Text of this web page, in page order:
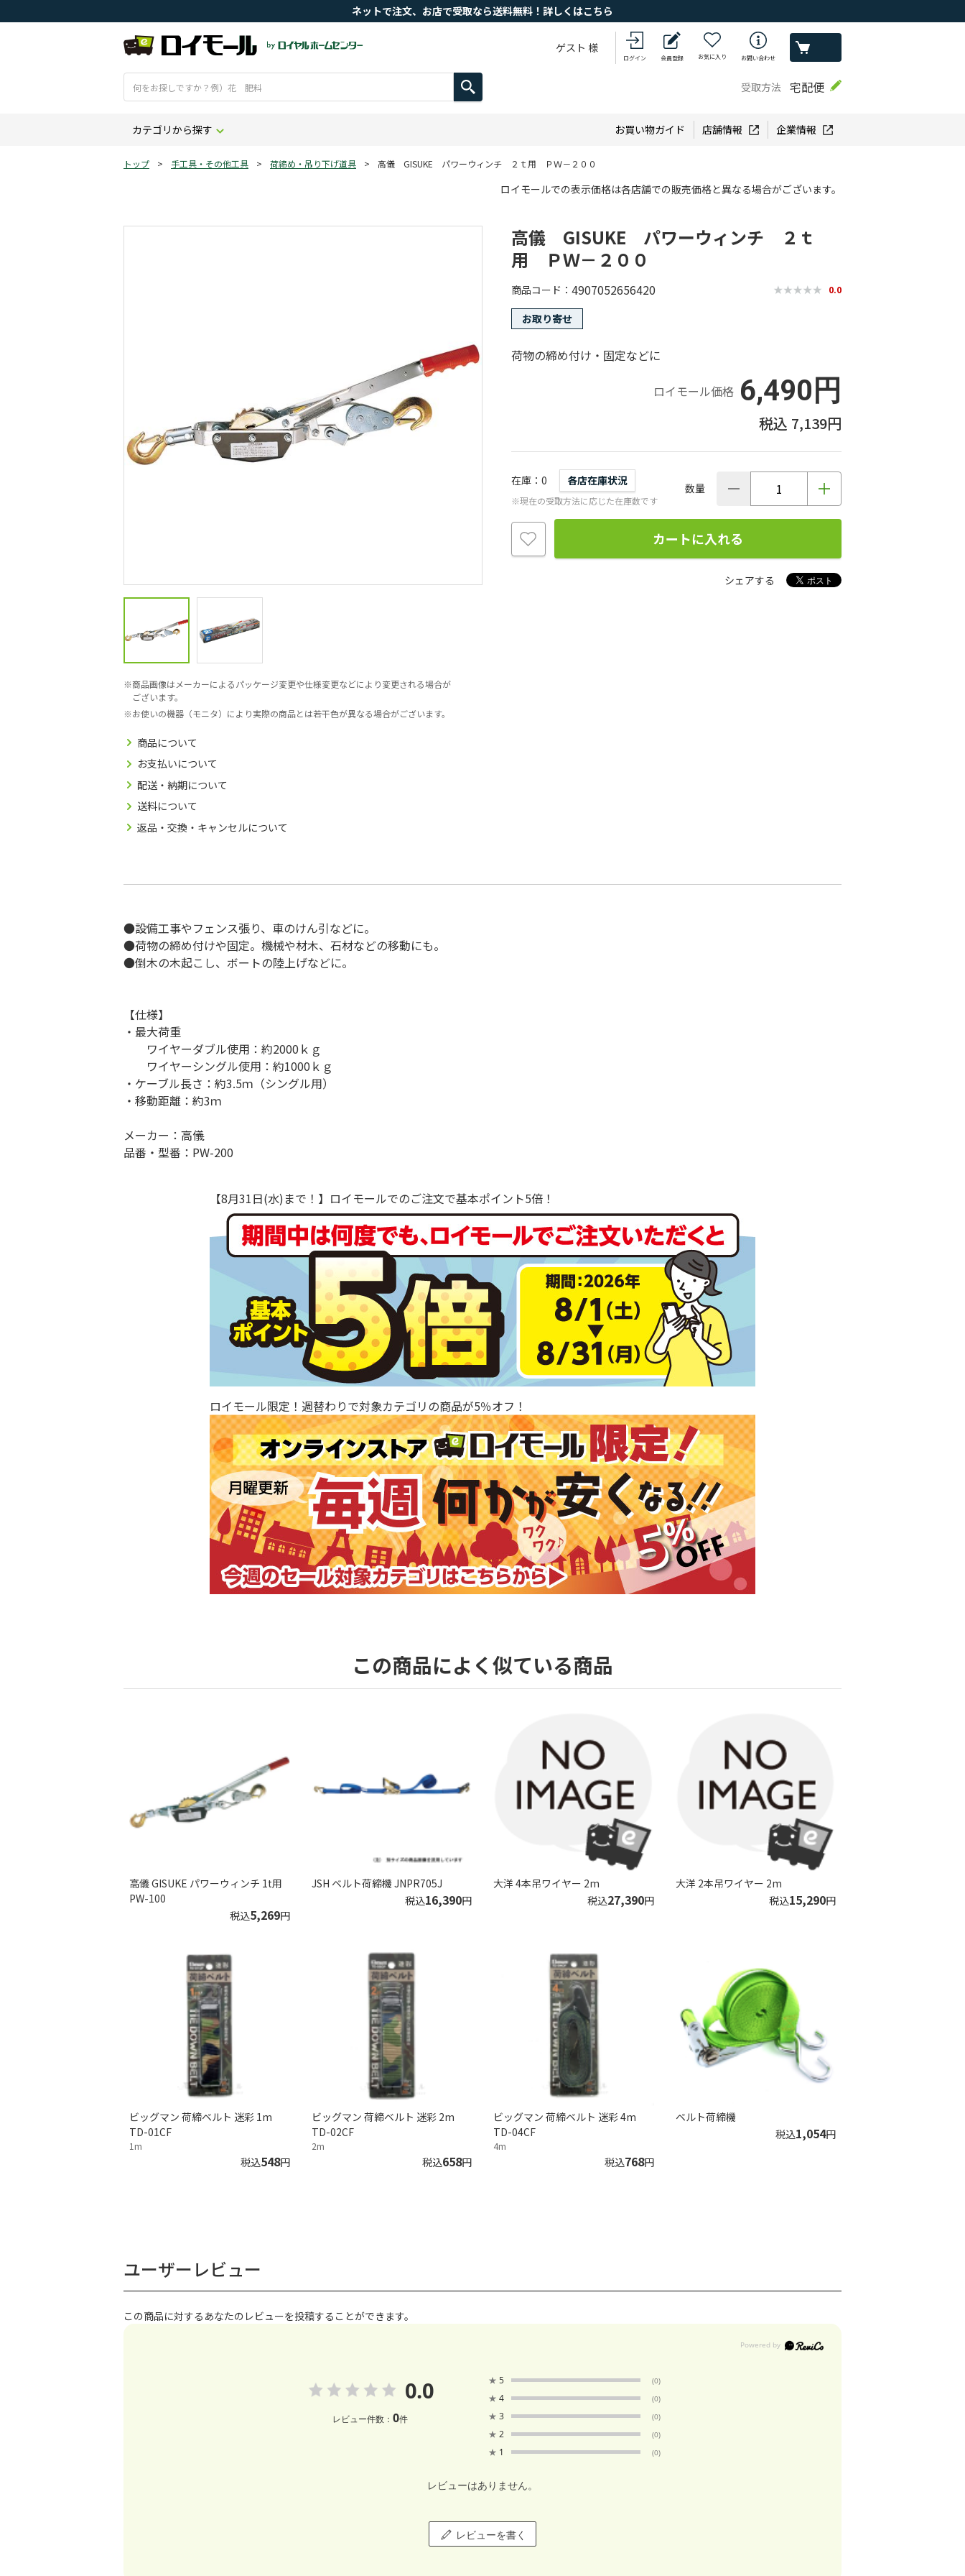
ネットで注文、お店で受取なら送料無料！詳しくはこちら
ゲスト 様
ログイン 会員登録 お気に入り お問い合わせ
受取方法 宅配便
カテゴリから探す お買い物ガイド 店舗情報 企業情報
トップ > 手工具・その他工具 > 荷締め・吊り下げ道具 > 高儀 GISUKE パワーウィンチ ２ｔ用 ＰＷ－２００
ロイモールでの表示価格は各店舗での販売価格と異なる場合がございます。
商品画像はメーカーによるパッケージ変更や仕様変更などにより変更される場合が
ございます。
お使いの機器（モニタ）により実際の商品とは若干色が異なる場合がございます。
商品について
お支払いについて
配送・納期について
送料について
返品・交換・キャンセルについて
高儀 GISUKE パワーウィンチ ２ｔ
用 ＰＷ－２００
商品コード 4907052656420 0.0
お取り寄せ
荷物の締め付け・固定などに
ロイモール価格 6,490円
7,139円
在庫 0 各店在庫状況
※現在の受取方法に応じた在庫数です
数量
カートに入れる
シェアする
●設備工事やフェンス張り、車のけん引などに。
●荷物の締め付けや固定。機械や材木、石材などの移動にも。
●倒木の木起こし、ボートの陸上げなどに。
【仕様】
・最大荷重
ワイヤーダブル使用：約2000ｋｇ
ワイヤーシングル使用：約1000ｋｇ
・ケーブル長さ：約3.5ｍ（シングル用）
・移動距離：約3ｍ
メーカー：高儀
品番・型番：PW-200
【8月31日(水)まで！】ロイモールでのご注文で基本ポイント5倍！
ロイモール限定！週替わりで対象カテゴリの商品が5％オフ！
この商品によく似ている商品
高儀 GISUKE パワーウィンチ 1t用
PW-100
税込5,269円
JSH ベルト荷締機 JNPR705J
税込16,390円
大洋 4本吊ワイヤー 2m
税込27,390円
大洋 2本吊ワイヤー 2m
税込15,290円
ビッグマン 荷締ベルト 迷彩 1m
TD-01CF
1m
税込548円
ビッグマン 荷締ベルト 迷彩 2m
TD-02CF
2m
税込658円
ビッグマン 荷締ベルト 迷彩 4m
TD-04CF
4m
税込768円
ベルト荷締機
税込1,054円
ユーザーレビュー
この商品に対するあなたのレビューを投稿することができます。
0.0
レビュー件数： 0件
★ 5 (0)
★ 4 (0)
★ 3 (0)
★ 2 (0)
★ 1 (0)
レビューはありません。
レビューを書く